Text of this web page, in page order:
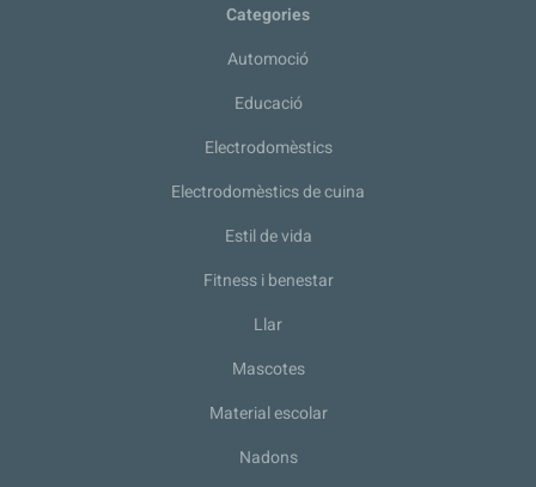
Categories
Automoció
Educació
Electrodomèstics
Electrodomèstics de cuina
Estil de vida
Fitness i benestar
Llar
Mascotes
Material escolar
Nadons